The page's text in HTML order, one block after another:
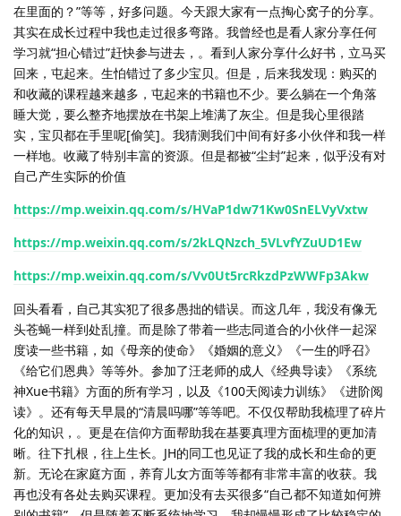
在里面的？”等等，好多问题。今天跟大家有一点掏心窝子的分享。
其实在成长过程中我也走过很多弯路。我曾经也是看人家分享任何
学习就“担心错过”赶快参与进去，。看到人家分享什么好书，立马买
回来，屯起来。生怕错过了多少宝贝。但是，后来我发现：购买的
和收藏的课程越来越多，屯起来的书籍也不少。要么躺在一个角落
睡大觉，要么整齐地摆放在书架上堆满了灰尘。但是我心里很踏
实，宝贝都在手里呢[偷笑]。我猜测我们中间有好多小伙伴和我一样
一样地。收藏了特别丰富的资源。但是都被“尘封”起来，似乎没有对
自己产生实际的价值
https://mp.weixin.qq.com/s/HVaP1dw71Kw0SnELVyVxtw
https://mp.weixin.qq.com/s/2kLQNzch_5VLvfYZuUD1Ew
https://mp.weixin.qq.com/s/Vv0Ut5rcRkzdPzWWFp3Akw
回头看看，自己其实犯了很多愚拙的错误。而这几年，我没有像无
头苍蝇一样到处乱撞。而是除了带着一些志同道合的小伙伴一起深
度读一些书籍，如《母亲的使命》《婚姻的意义》《一生的呼召》
《给它们恩典》等等外。参加了汪老师的成人《经典导读》《系统
神Xue书籍》方面的所有学习，以及《100天阅读力训练》《进阶阅
读》。还有每天早晨的“清晨吗哪”等等吧。不仅仅帮助我梳理了碎片
化的知识，。更是在信仰方面帮助我在基要真理方面梳理的更加清
晰。往下扎根，往上生长。JH的同工也见证了我的成长和生命的更
新。无论在家庭方面，养育儿女方面等等都有非常丰富的收获。我
再也没有各处去购买课程。更加没有去买很多“自己都不知道如何辨